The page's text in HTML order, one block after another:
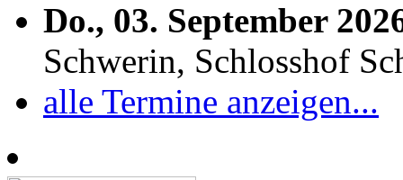
Do., 03. September
Schwerin, Schlosshof
alle Termine anzeigen...